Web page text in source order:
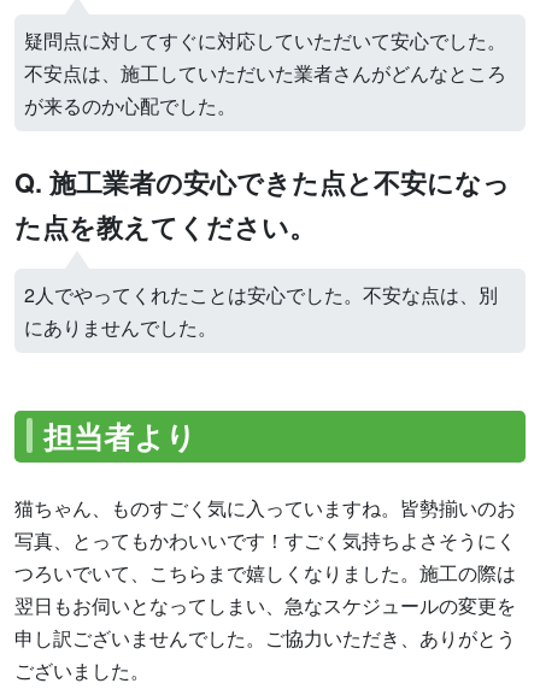
疑問点に対してすぐに対応していただいて安心でした。
不安点は、施工していただいた業者さんがどんなところ
が来るのか心配でした。
Q. 施工業者の安心できた点と不安になっ
た点を教えてください。
2人でやってくれたことは安心でした。不安な点は、別
にありませんでした。
担当者より
猫ちゃん、ものすごく気に入っていますね。皆勢揃いのお
写真、とってもかわいいです！すごく気持ちよさそうにく
つろいでいて、こちらまで嬉しくなりました。施工の際は
翌日もお伺いとなってしまい、急なスケジュールの変更を
申し訳ございませんでした。ご協力いただき、ありがとう
ございました。